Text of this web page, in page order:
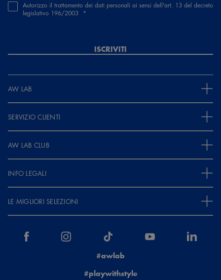
Autorizzo il trattamento dei dati personali ai sensi dell'art. 13 del decreto
legislativo 196/2003
ISCRIVITI
AW LAB
SERVIZIO CLIENTI
AW LAB CLUB
INFO LEGALI
LE MIGLIORI SELEZIONI
#awlab
#playwithstyle